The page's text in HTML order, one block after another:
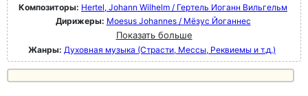
Композиторы: Hertel, Johann Wilhelm / Гертель Иоганн Вильгельм
Дирижеры: Moesus Johannes / Мёзус Йоганнес
Показать больше
Жанры: Духовная музыка (Страсти, Мессы, Реквиемы и т.д.)